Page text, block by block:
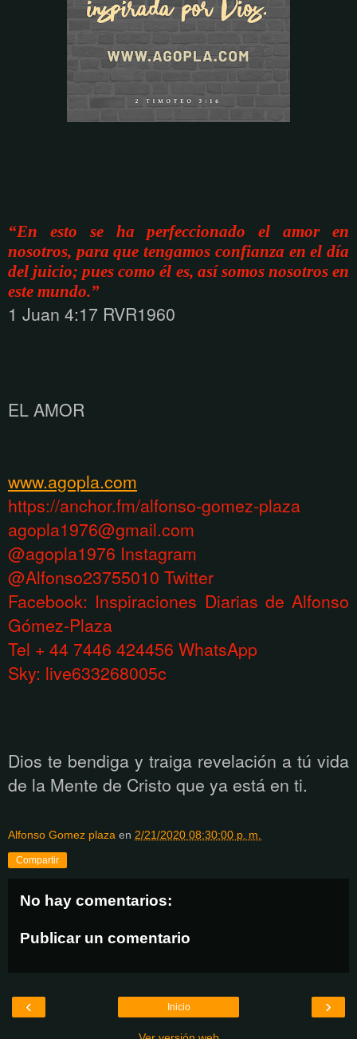
“En esto se ha perfeccionado el amor en
nosotros, para que tengamos confianza en el día
del juicio; pues como él es, así somos nosotros en
este mundo.”
1 Juan 4:17 RVR1960
EL AMOR
www.agopla.com
https://anchor.fm/alfonso-gomez-plaza
agopla1976@gmail.com
@agopla1976 Instagram
@Alfonso23755010 Twitter
Facebook: Inspiraciones Diarias de Alfonso
Gómez-Plaza
Tel + 44 7446 424456 WhatsApp
Sky: live633268005c
Dios te bendiga y traiga revelación a tú vida
de la Mente de Cristo que ya está en ti.
Alfonso Gomez plaza en 2/21/2020 08:30:00 p. m.
Compartir
No hay comentarios:
Publicar un comentario
‹ ›
Inicio